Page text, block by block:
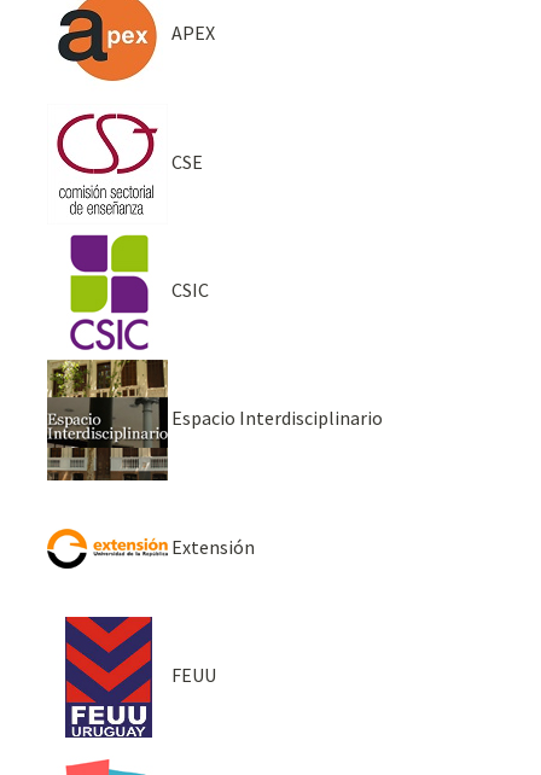
APEX
CSE
CSIC
Espacio Interdisciplinario
Extensión
FEUU